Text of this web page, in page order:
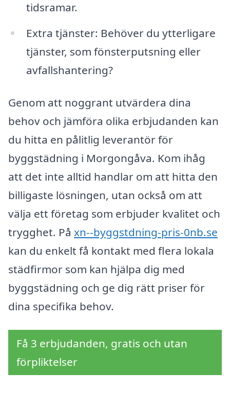
tidsramar.
Extra tjänster: Behöver du ytterligare
tjänster, som fönsterputsning eller
avfallshantering?
Genom att noggrant utvärdera dina
behov och jämföra olika erbjudanden kan
du hitta en pålitlig leverantör för
byggstädning i Morgongåva. Kom ihåg
att det inte alltid handlar om att hitta den
billigaste lösningen, utan också om att
välja ett företag som erbjuder kvalitet och
trygghet. På xn--byggstdning-pris-0nb.se
kan du enkelt få kontakt med flera lokala
städfirmor som kan hjälpa dig med
byggstädning och ge dig rätt priser för
dina specifika behov.
Få 3 erbjudanden, gratis och utan
förpliktelser